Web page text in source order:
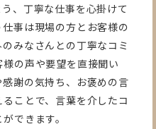
、丁寧な仕事を心掛けて
事は現場の方とお客様の
みなさんとの丁寧なコミ
の声や要望を直接聞い
謝の気持ち、お褒めの言
ことで、言葉を介したコ
できます。